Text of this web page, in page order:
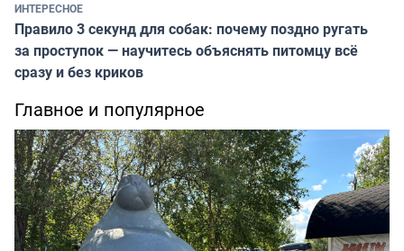
ИНТЕРЕСНОЕ
Правило 3 секунд для собак: почему поздно ругать
за проступок — научитесь объяснять питомцу всё
сразу и без криков
Главное и популярное